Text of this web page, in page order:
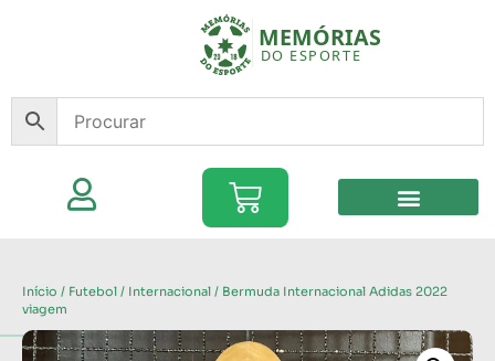
Início / Futebol / Internacional / Bermuda Internacional Adidas 2022
viagem